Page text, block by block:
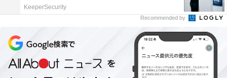
KeeperSecurity
Recommended by